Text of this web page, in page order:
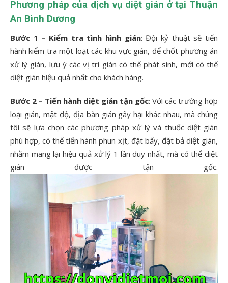
Phương pháp của dịch vụ diệt gián ở tại Thuận
An Bình Dương
Bước 1 – Kiểm tra tình hình gián: Đội kỷ thuật sẽ tiến
hành kiểm tra một loạt các khu vực gián, để chốt phương án
xử lý gián, lưu ý các vị trí gián có thể phát sinh, mới có thể
diệt gián hiệu quả nhất cho khách hàng.
Bước 2 – Tiến hành diệt gián tận gốc: Với các trường hợp
loại gián, mật độ, địa bàn gián gây hại khác nhau, mà chúng
tôi sẽ lựa chọn các phương pháp xử lý và thuốc diệt gián
phù hợp, có thể tiến hành phun xịt, đặt bẩy, đặt bả diệt gián,
nhằm mang lại hiệu quả xử lý 1 lần duy nhất, mà có thể diệt
gián được tận gốc.